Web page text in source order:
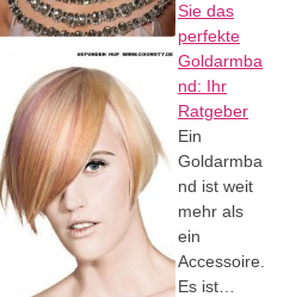
Sie das
perfekte
Goldarmba
nd: Ihr
Ratgeber
Ein
Goldarmba
nd ist weit
mehr als
ein
Accessoire.
Es ist…